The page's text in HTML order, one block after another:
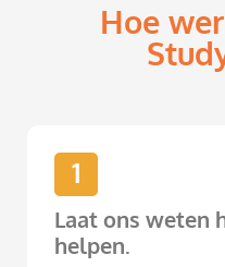
Hoe
1
Laat ons weten
helpen.